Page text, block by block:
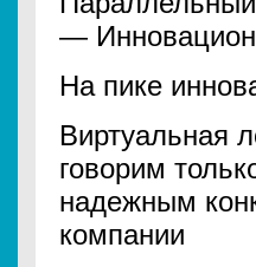
—
На пике
Виртуальная
говорим
надежным
компании